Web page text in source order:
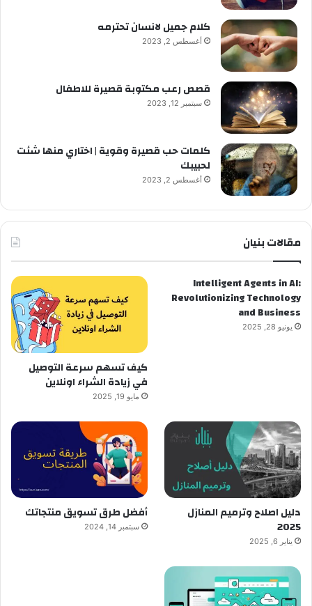
كلام جميل لانسان تحترمه
أغسطس 2, 2023
قصص رعب مكتوبة قصيرة للاطفال
سبتمبر 12, 2023
كلمات حب قصيرة وقوية | اختاري منها شئت
لحبيبك
أغسطس 2, 2023
مقالات بنيان
Intelligent Agents in AI:
Revolutionizing Technology
and Business
يونيو 28, 2025
كيف تسهم سرعة التوصيل
في زيادة الشراء اونلاين
مايو 19, 2025
دليل اصلاح وترميم المنازل
2025
يناير 6, 2025
أفضل طرق تسويق منتجاتك
سبتمبر 14, 2024